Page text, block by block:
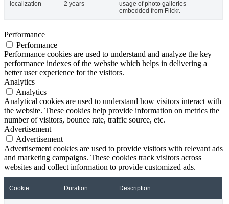
localization 2 years
usage of photo galleries
embedded from Flickr.
Performance
Performance
Performance cookies are used to understand and analyze the key
performance indexes of the website which helps in delivering a
better user experience for the visitors.
Analytics
Analytics
Analytical cookies are used to understand how visitors interact with
the website. These cookies help provide information on metrics the
number of visitors, bounce rate, traffic source, etc.
Advertisement
Advertisement
Advertisement cookies are used to provide visitors with relevant ads
and marketing campaigns. These cookies track visitors across
websites and collect information to provide customized ads.
Cookie Duration Description